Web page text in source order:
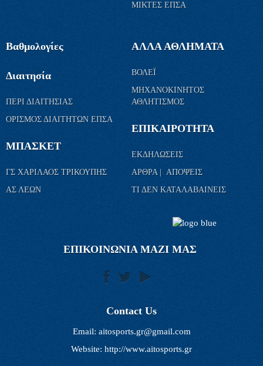
ΜΙΚΤΕΣ ΕΠΣΑ
Βαθμολογίες
Διαιτησία
ΠΕΡΙ ΔΙΑΙΤΗΣΙΑΣ
ΟΡΙΣΜΟΣ ΔΙΑΙΤΗΤΩΝ ΕΠΣΑ
ΜΠΑΣΚΕΤ
ΓΣ ΧΑΡΙΛΑΟΣ ΤΡΙΚΟΥΠΗΣ
ΑΣ ΛΕΩΝ
ΑΛΛΑ ΑΘΛΗΜΑΤΑ
ΒΟΛΕΪ
ΜΗΧΑΝΟΚΙΝΗΤΟΣ
ΑΘΛΗΤΙΣΜΟΣ
ΕΠΙΚΑΙΡΟΤΗΤΑ
ΕΚΔΗΛΩΣΕΙΣ
ΑΡΘΡΑ | ΑΠΟΨΕΙΣ
ΤΙ ΔΕΝ ΚΑΤΑΛΑΒΑΙΝΕΙΣ
ΕΠΙΚΟΙΝΩΝΙΑ ΜΑΖΙ ΜΑΣ
Contact Us
Email: aitosports.gr@gmail.com
Website: http://www.aitosports.gr